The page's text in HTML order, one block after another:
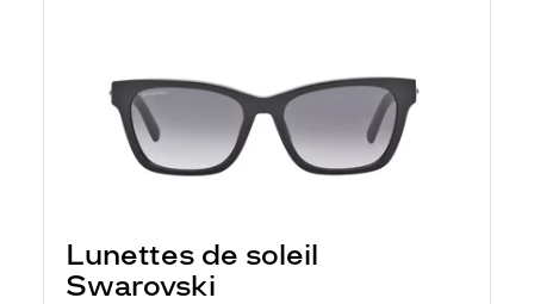
Lunettes de soleil
Swarovski